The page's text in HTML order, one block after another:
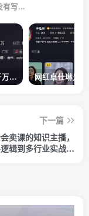
有写...
真子日记：粉丝千万的真子日记是最懂反转的网红吗？
下一篇
卖课的知识主播，
辑到多行业实战案